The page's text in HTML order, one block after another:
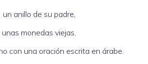
un anillo de su padre,
unas monedas viejas,
con una oración escrita en árabe.